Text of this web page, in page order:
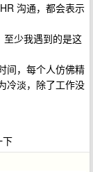
沟通，都会表示
至少我遇到的是这
间，每个人仿佛精
冷淡，除了工作没
下